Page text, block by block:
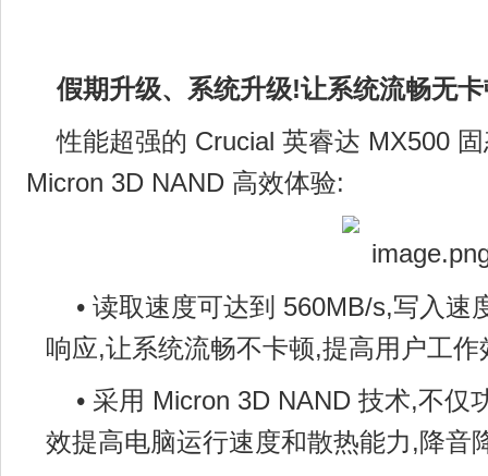
假期升级、系统升级!让系统流畅无
性能超强的 Crucial 英睿达 MX500
Micron 3D NAND 高效体验:
• 读取速度可达到 560MB/s,写入速
响应,让系统流畅不卡顿,提高用户工作
• 采用 Micron 3D NAND 技术,不仅
效提高电脑运行速度和散热能力,降音